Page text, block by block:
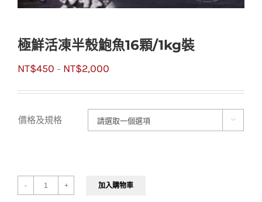
極鮮活凍半殼鮑魚16顆/1kg裝
NT$450 – NT$2,000
價格及規格 
數
加入購物車